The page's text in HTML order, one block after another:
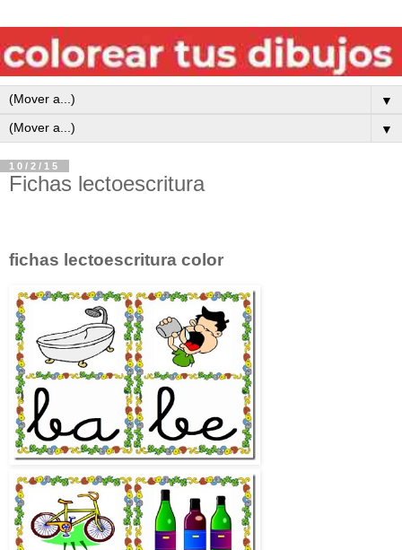
▼
▼
10/2/15
Fichas lectoescritura
fichas lectoescritura color